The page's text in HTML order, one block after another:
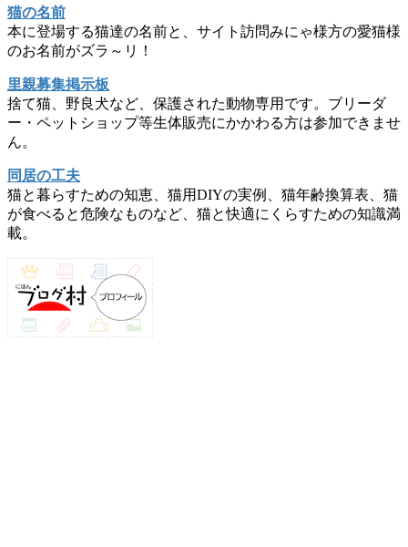
猫の名前
本に登場する猫達の名前と、サイト訪問みにゃ様方の愛猫様
のお名前がズラ～リ！
里親募集掲示板
捨て猫、野良犬など、保護された動物専用です。ブリーダ
ー・ペットショップ等生体販売にかかわる方は参加できませ
ん。
同居の工夫
猫と暮らすための知恵、猫用DIYの実例、猫年齢換算表、猫
が食べると危険なものなど、猫と快適にくらすための知識満
載。